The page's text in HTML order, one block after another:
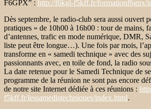
F6GPX” : http://f6kgl-f5kff.fr/formationf6gpx/
Dès septembre, le radio-club sera aussi ouvert
pratiques » de 10h00 à 16h00 : tour de mains,
d’antennes, trafic en mode numérique, DMR,
liste peut être longue…). Une fois par mois,
transforme en « samedi technique » avec des
passionnants avec, en toile de fond, la radio
La date retenue pour le Samedi Technique de
programme de la réunion ne sont pas encore
de notre site Internet dédiée à ces réunions :
f5kff.fr/lessamedistechniques/index.html.